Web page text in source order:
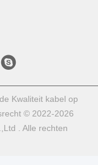
Kwaliteit kabel op
© 2022-2026
. Alle rechten